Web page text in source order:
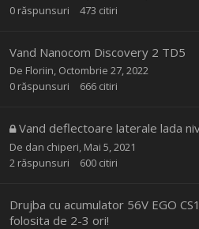
0 răspunsuri 473 citiri
Vand Nanocom Discovery 2 TD5
De Floriin Octombrie 27, 2022
0 răspunsuri 666 citiri
Vand deflectoare laterale lada
De dan chiperi Mai 5, 2021
2 răspunsuri 600 citiri
Drujba cu acumulator 56V EGO
folosita de 2-3 ori!